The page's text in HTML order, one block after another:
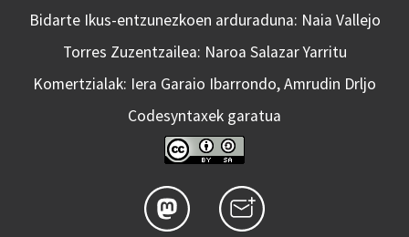
Bidarte Ikus-entzunezkoen arduraduna: Naia Vallejo
Torres Zuzentzailea: Naroa Salazar Yarritu
Komertzialak: Iera Garaio Ibarrondo, Amrudin Drljo
Codesyntaxek garatua